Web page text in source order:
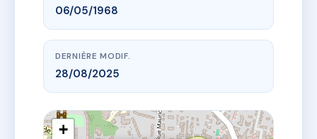
06/05/1968
DERNIÈRE MODIF.
28/08/2025
+